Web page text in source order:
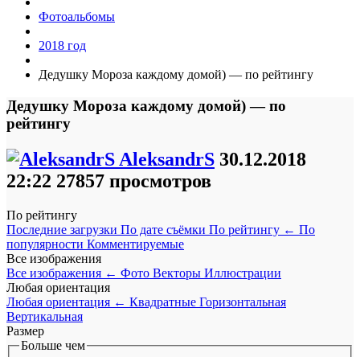
Фотоальбомы
2018 год
Дедушку Мороза каждому домой) — по рейтингу
Дедушку Мороза каждому домой) — по
рейтингу
AleksandrS 30.12.2018
22:22 27857 просмотров
По рейтингу
Последние загрузки По дате съёмки По рейтингу ← По
популярности Комментируемые
Все изображения
Все изображения ← Фото Векторы Иллюстрации
Любая ориентация
Любая ориентация ← Квадратные Горизонтальная
Вертикальная
Размер
Больше чем